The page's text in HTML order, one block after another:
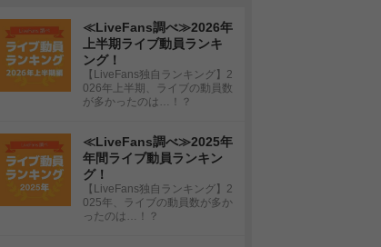
≪LiveFans調べ≫2026年
上半期ライブ動員ランキ
ング！
【LiveFans独自ランキング】2
026年上半期、ライブの動員数
が多かったのは…！？
≪LiveFans調べ≫2025年
年間ライブ動員ランキン
グ！
【LiveFans独自ランキング】2
025年、ライブの動員数が多か
ったのは…！？